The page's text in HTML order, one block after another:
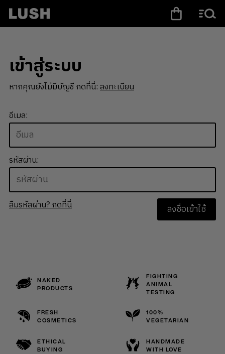
เข้าสู่ระบบ
หากคุณยังไม่มีบัญชี กดที่นี่:ลงทะเบียน
อีเมล:
รหัสผ่าน:
ลืมรหัสผ่าน? กดที่นี่ ลงชื่อเข้าใช้
NAKED
PRODUCTS
FIGHTING
ANIMAL
TESTING
FRESH
COSMETICS
100%
VEGETARIAN
ETHICAL
BUYING
HANDMADE
WITH LOVE